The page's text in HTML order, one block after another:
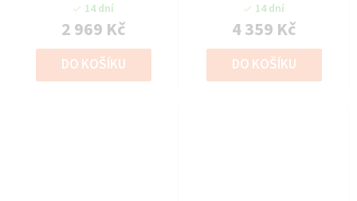
14 dní
2 969 Kč
DO KOŠÍKU
14 dní
4 359 Kč
DO KOŠÍKU